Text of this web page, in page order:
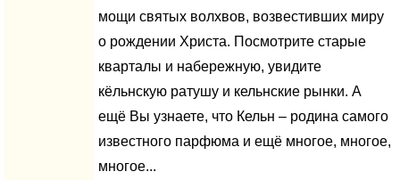
мощи святых волхвов, возвестивших миру
о рождении Христа. Посмотрите старые
кварталы и набережную, увидите
кёльнскую ратушу и кельнские рынки. А
ещё Вы узнаете, что Кельн – родина самого
известного парфюма и ещё многое, многое,
многое...